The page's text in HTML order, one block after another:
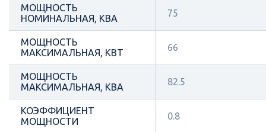
МОЩНОСТЬ
НОМИНАЛЬНАЯ, КВА
75
МОЩНОСТЬ
МАКСИМАЛЬНАЯ, КВТ
66
МОЩНОСТЬ
МАКСИМАЛЬНАЯ, КВА
82.5
КОЭФФИЦИЕНТ
МОЩНОСТИ
0.8